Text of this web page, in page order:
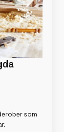
som